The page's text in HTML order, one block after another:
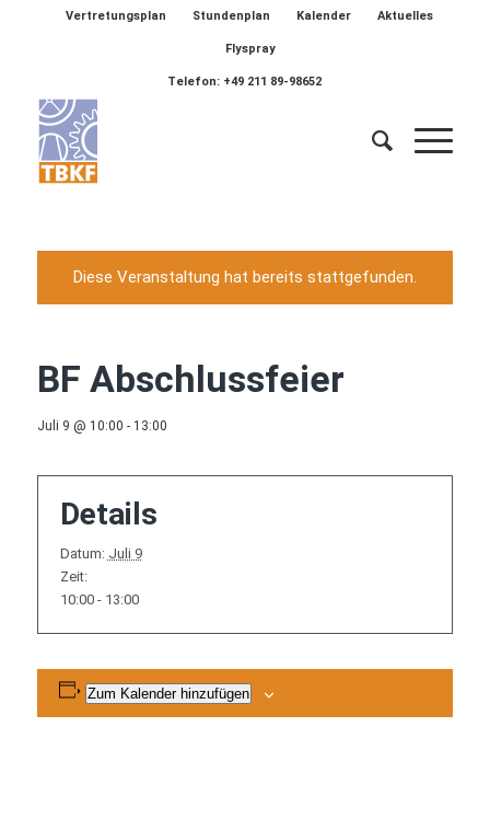
Vertretungsplan Stundenplan Kalender Aktuelles
Flyspray
Telefon: +49 211 89-98652
Diese Veranstaltung hat bereits stattgefunden.
BF Abschlussfeier
Juli 9 @ 10:00 - 13:00
Details
Datum: Juli 9
Zeit:
10:00 - 13:00
Zum Kalender hinzufügen